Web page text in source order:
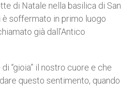
di Natale nella basilica di San
soffermato in primo luogo
già dall’Antico
“gioia” il nostro cuore e che
questo sentimento, quando